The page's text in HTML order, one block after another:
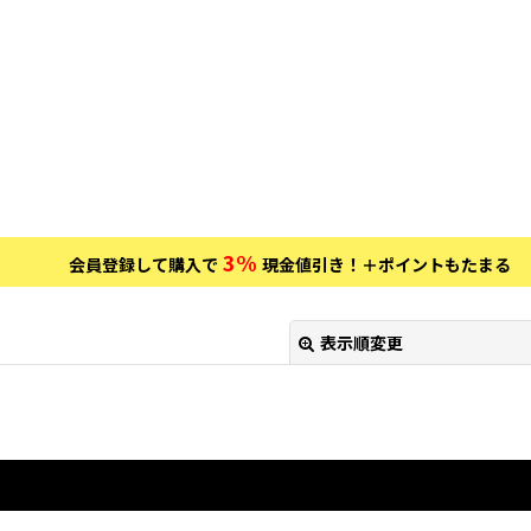
会員登録して購入で 3% 現金値引き！＋ポイントもたまる
表示順変更